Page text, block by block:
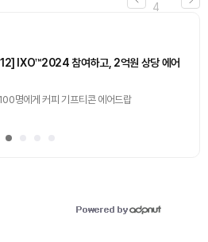
4
IXO™2024 참여하고, 2억원 상당 에어
명에게 커피 기프티콘 에어드랍